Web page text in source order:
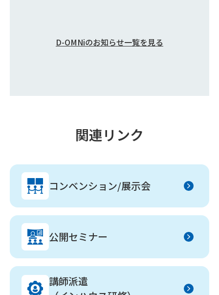
D-OMNiのお知らせ一覧を見る
関連リンク
コンベンション/展示会
公開セミナー
講師派遣